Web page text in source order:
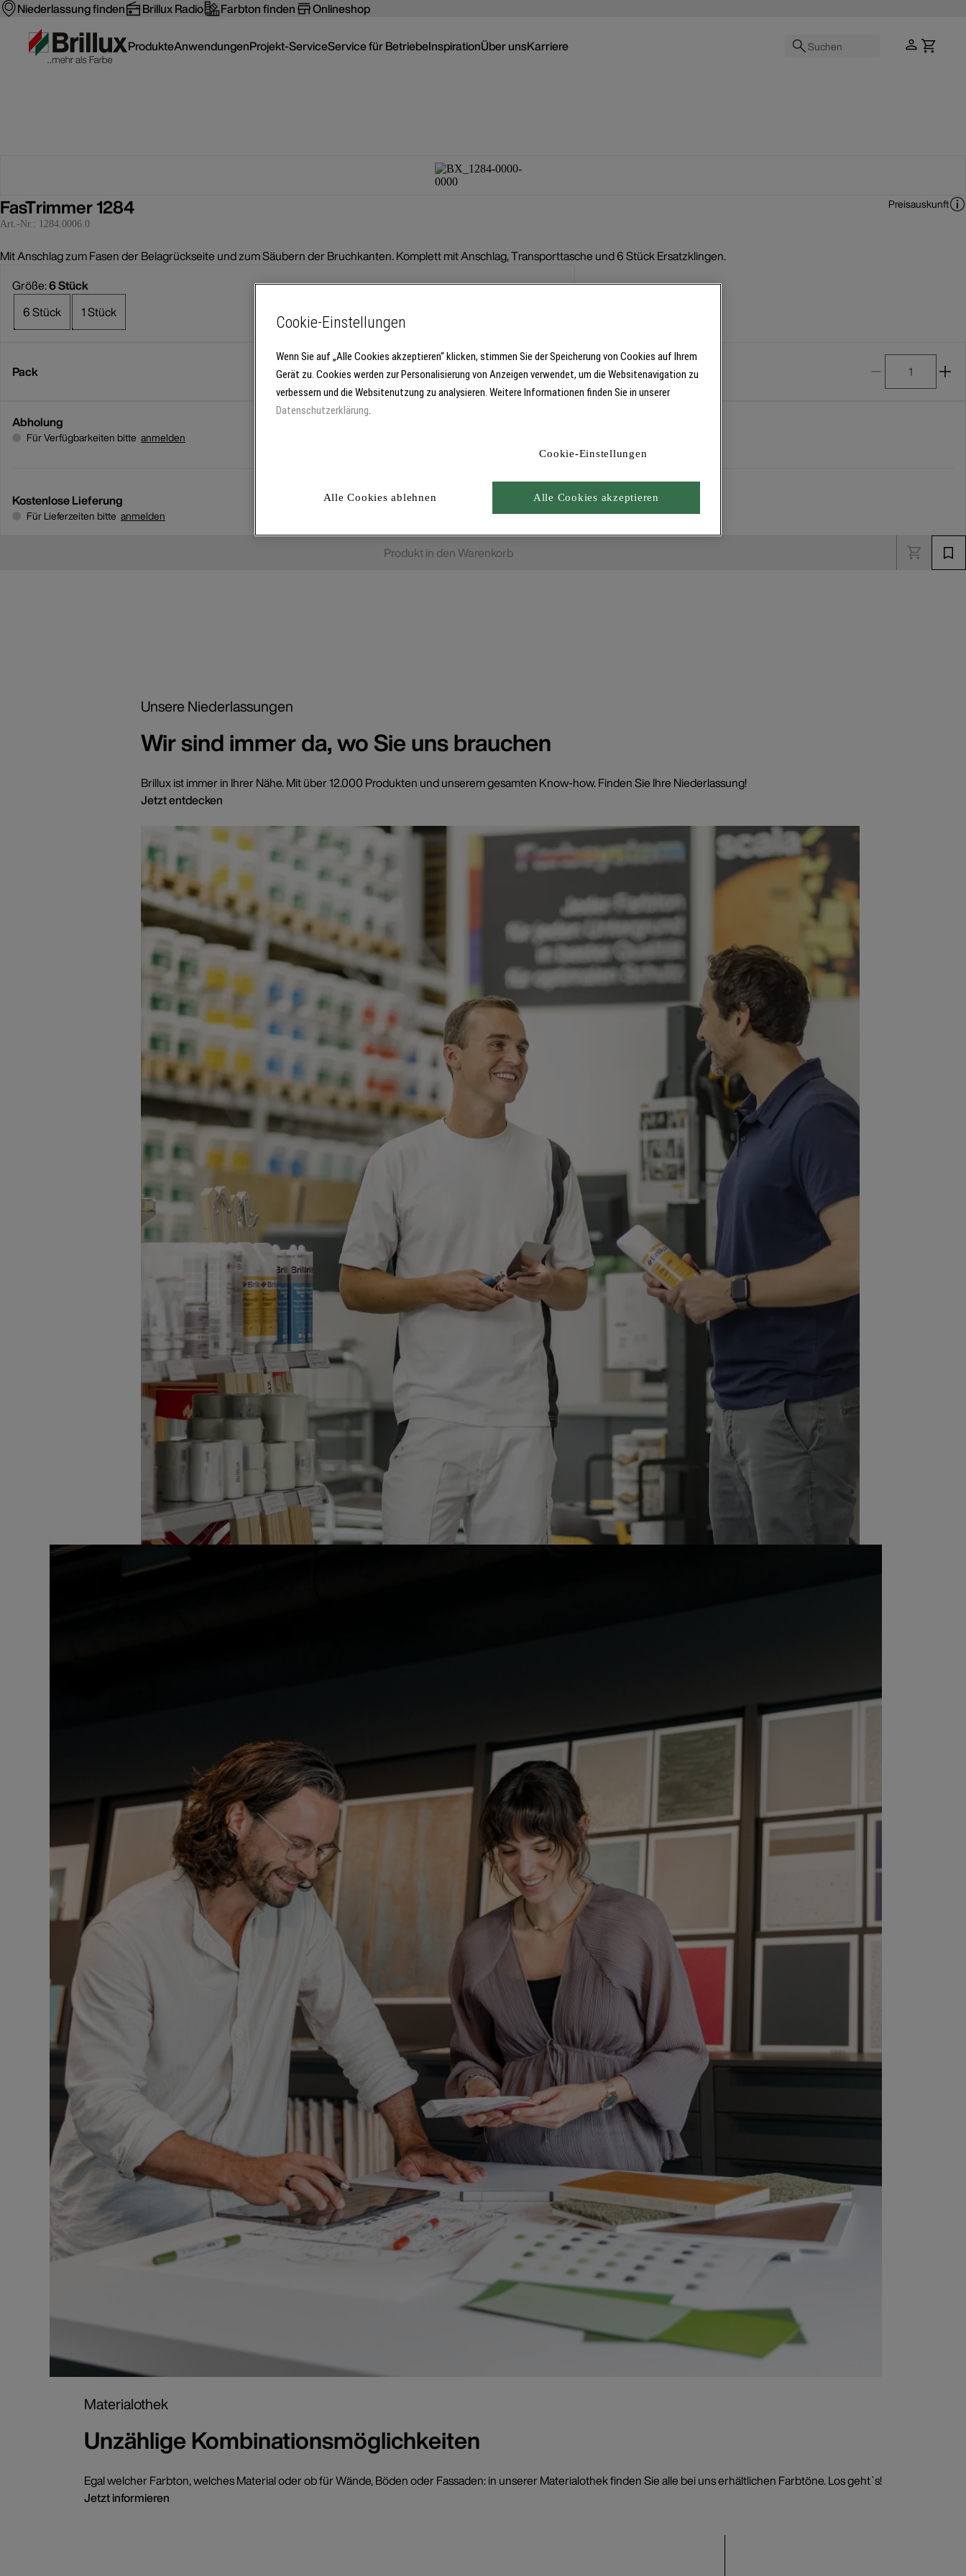
Niederlassung finden Brillux Radio Farbton finden Onlineshop
Suchen
ProdukteAnwendungenProjekt-ServiceService für BetriebeInspirationÜber unsKarriere
FasTrimmer 1284
Art.-Nr.: 1284.0006.0
Preisauskunft
Mit Anschlag zum Fasen der Belagrückseite und zum Säubern der Bruchkanten. Komplett mit Anschlag, Transporttasche und 6 Stück Ersatzklingen.
Größe:6 Stück
6 Stück
1 Stück
Pack
Abholung
Für Verfügbarkeiten bitte anmelden
Kostenlose Lieferung
Für Lieferzeiten bitte anmelden
Produkt in den Warenkorb
Unsere Niederlassungen
Wir sind immer da, wo Sie uns brauchen
Brillux ist immer in Ihrer Nähe. Mit über 12.000 Produkten und unserem gesamten Know-how. Finden Sie Ihre Niederlassung!
Jetzt entdecken
Materialothek
Unzählige Kombinationsmöglichkeiten
Egal welcher Farbton, welches Material oder ob für Wände, Böden oder Fassaden: in unserer Materialothek finden Sie alle bei uns erhältlichen Farbtöne. Los geht`s!
Jetzt informieren
Cookie-Einstellungen
Wenn Sie auf „Alle Cookies akzeptieren“ klicken, stimmen Sie der Speicherung von Cookies auf Ihrem
Gerät zu. Cookies werden zur Personalisierung von Anzeigen verwendet, um die Websitenavigation zu
verbessern und die Websitenutzung zu analysieren. Weitere Informationen finden Sie in unserer
Datenschutzerklärung.
Cookie-Einstellungen
Alle Cookies ablehnen Alle Cookies akzeptieren